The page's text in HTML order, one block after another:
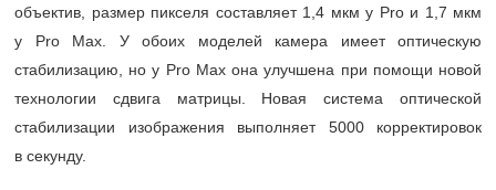
объектив, размер пикселя составляет 1,4 мкм у Pro и 1,7 мкм
у Pro Max. У обоих моделей камера имеет оптическую
стабилизацию, но у Pro Max она улучшена при помощи новой
технологии сдвига матрицы. Новая система оптической
стабилизации изображения выполняет 5000 корректировок
в секунду.